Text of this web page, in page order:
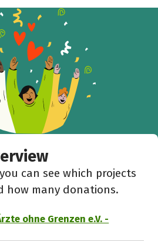
can see which projects
how many donations.
ohne Grenzen e.V. -